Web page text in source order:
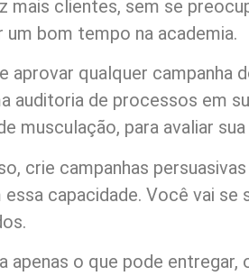
mais clientes, sem se
um bom tempo na academia.
aprovar qualquer campanha
auditoria de processos em
musculação, para avaliar
crie campanhas
essa capacidade. Você vai se
apenas o que pode entregar,